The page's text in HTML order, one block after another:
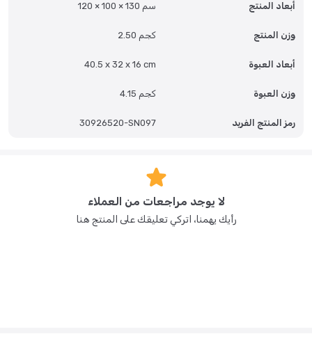
ج: يبلغ قياس الخيمة 120 سم (الطول) × 100 سم (العرض) × 130 سم (الارتفاع).
س: كم عدد الأطفال الذين يمكن أن يتسعوا بالداخل؟
ج: إنها خيمة واسعة مصممة لتناسب 3-4 أطفال (وحتى البالغين).
س: هل من الصعب إعدادها؟
س: هل هذه الخيمة للاستخدام الداخلي أو الخارجي؟
أبعاد المنتج 120 × 100 × 130 سم
وزن المنتج 2.50 كجم
أبعاد العبوة 40.5 x 32 x 16 cm
وزن العبوة 4.15 كجم
رمز المنتج الفريد 30926520-SN097
لا يوجد مراجعات من العملاء
رأيك يهمنا، اتركي تعليقك على المنتج هنا